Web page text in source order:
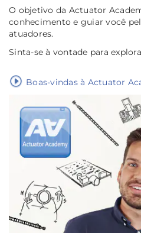
O objetivo da Actuator
conhecimento e guiar você
atuadores.
Sinta-se à vontade para
Boas-vindas à Actuator